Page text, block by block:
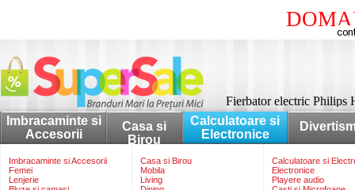
Fierbator electric Philips
Imbracaminte si
Accesorii
Casa si
Birou
Calculatoare si
Electronice
Imbracaminte si Accesorii
Femei
Lenjerie
Casa si Birou
Mobila
Living
Calculatoare si
Electronice
Playere audio